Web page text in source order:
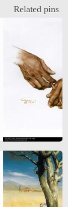
Related pins